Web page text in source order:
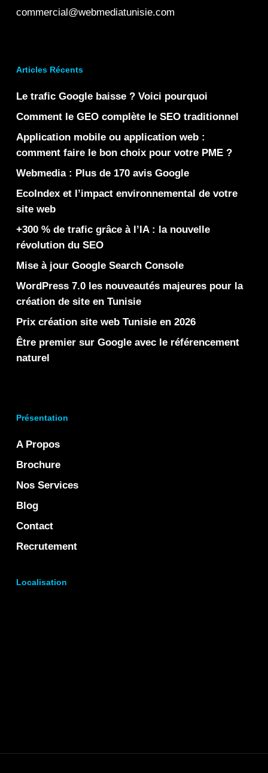
commercial@webmediatunisie.com
Articles Récents
Le trafic Google baisse ? Voici pourquoi
Comment le GEO complète le SEO traditionnel
Application mobile ou application web :
comment faire le bon choix pour votre PME ?
Webmedia : Plus de 170 avis Google
EcoIndex et l’impact environnemental de votre
site web
+300 % de trafic grâce à l’IA : la nouvelle
révolution du SEO
Mise à jour Google Search Console
WordPress 7.0 les nouveautés majeures pour la
création de site en Tunisie
Prix création site web Tunisie en 2026
Être premier sur Google avec le référencement
naturel
Présentation
A Propos
Brochure
Nos Services
Blog
Contact
Recrutement
Localisation